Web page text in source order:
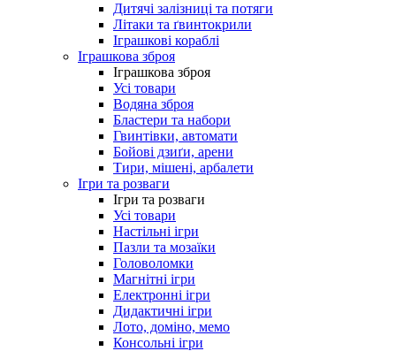
Дитячі залізниці та потяги
Літаки та ґвинтокрили
Іграшкові кораблі
Іграшкова зброя
Іграшкова зброя
Усі товари
Водяна зброя
Бластери та набори
Гвинтівки, автомати
Бойові дзиґи, арени
Тири, мішені, арбалети
Ігри та розваги
Ігри та розваги
Усі товари
Настільні ігри
Пазли та мозаїки
Головоломки
Магнітні ігри
Електронні ігри
Дидактичні ігри
Лото, доміно, мемо
Консольні ігри